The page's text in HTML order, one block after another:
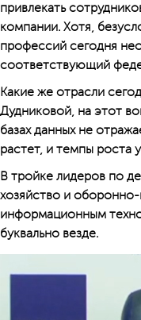
привлекать
компании. Хотя,
профессий сегодня
соответствующий
Какие же отрасли
Дудниковой, на этот
базах данных не
растет, и темпы
В тройке лидеров по
хозяйство и
информационным
буквально везде.